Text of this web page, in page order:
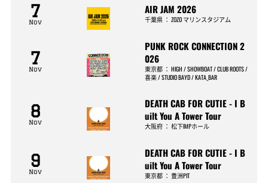
7
Nov
AIR JAM 2026
千葉県 ：ZOZO マリンスタジアム
7
Nov
PUNK ROCK CONNECTION 2
026
東京都 ：HIGH / SHOWBOAT / CLUB ROOTS /
喜楽 / STUDIO BAYD / KATA_BAR
8
Nov
DEATH CAB FOR CUTIE - I B
uilt You A Tower Tour
大阪府 ：松下IMPホール
9
Nov
DEATH CAB FOR CUTIE - I B
uilt You A Tower Tour
東京都 ：豊洲PIT